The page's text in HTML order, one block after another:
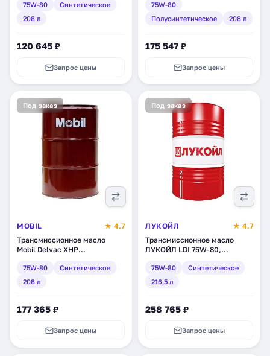
л (201281)
75W-80
Синтетическое
208 л
120 645 ₽
Запрос цены
полусинтетическое, 208 л
(153486)
75W-80
Полусинтетическое
208 л
175 547 ₽
Запрос цены
Под заказ
MOBIL
★ 4.7
Трансмиссионное масло
Mobil Delvac XHP
синтетическое, 208 л
(152578)
75W-80
Синтетическое
208 л
177 365 ₽
Запрос цены
Под заказ
ЛУКОЙЛ
★ 4.7
Трансмиссионное масло
ЛУКОЙЛ LDI 75W-80,
(1651075)
75W-80
Синтетическое
216,5 л
258 765 ₽
Запрос цены